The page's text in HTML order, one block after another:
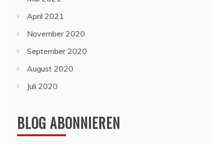
April 2021
November 2020
September 2020
August 2020
Juli 2020
BLOG ABONNIEREN